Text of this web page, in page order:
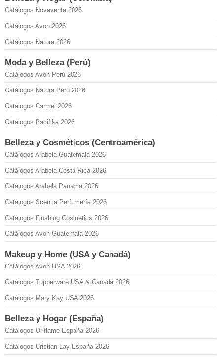
Catálogos Novaventa 2026
Catálogos Avon 2026
Catálogos Natura 2026
Moda y Belleza (Perú)
Catálogos Avon Perú 2026
Catálogos Natura Perú 2026
Catálogos Carmel 2026
Catálogos Pacifika 2026
Belleza y Cosméticos (Centroamérica)
Catálogos Arabela Guatemala 2026
Catálogos Arabela Costa Rica 2026
Catálogos Arabela Panamá 2026
Catálogos Scentia Perfumería 2026
Catálogos Flushing Cosmetics 2026
Catálogos Avon Guatemala 2026
Makeup y Home (USA y Canadá)
Catálogos Avon USA 2026
Catálogos Tupperware USA & Canadá 2026
Catálogos Mary Kay USA 2026
Belleza y Hogar (España)
Catálogos Oriflame España 2026
Catálogos Cristian Lay España 2026